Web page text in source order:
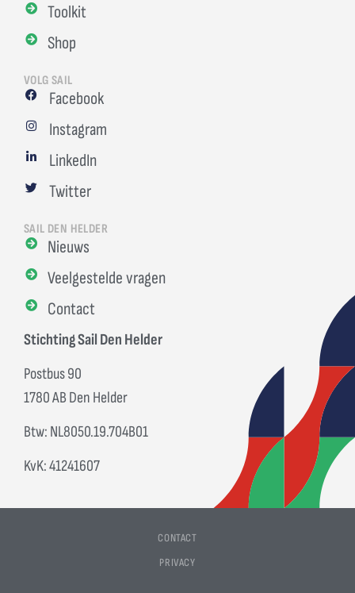
Toolkit
Shop
VOLG SAIL
Facebook
Instagram
LinkedIn
Twitter
SAIL DEN HELDER
Nieuws
Veelgestelde vragen
Contact
Stichting Sail Den Helder
Postbus 90
1780 AB Den Helder
Btw: NL8050.19.704B01
KvK: 41241607
CONTACT
PRIVACY